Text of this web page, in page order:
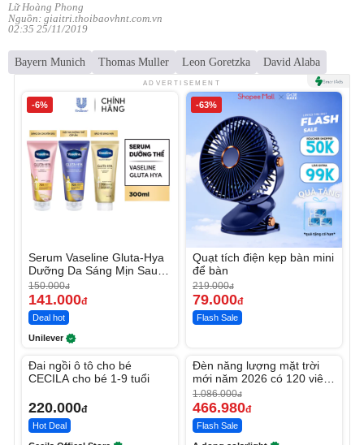
Lữ Hoàng Phong
Nguồn: giaitri.thoibaovhnt.com.vn
02:35 25/11/2019
Bayern Munich Thomas Muller Leon Goretzka David Alaba
ADVERTISEMENT
-6%
Serum Vaseline Gluta-Hya
Dưỡng Da Sáng Mịn Sau 7
Ngày
150.000đ
141.000đ
Deal hot
Unilever
-63%
Quạt tích điện kẹp bàn mini
để bàn
219.000đ
79.000đ
Flash Sale
Đai ngồi ô tô cho bé
CECILA cho bé 1-9 tuổi
220.000đ
Hot Deal
-56%
Đèn năng lượng mặt trời
mới năm 2026 có 120 viên
LED lớn
1.086.000đ
466.980đ
Flash Sale